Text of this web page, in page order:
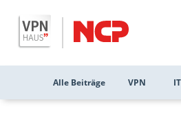
Alle Beiträge VPN